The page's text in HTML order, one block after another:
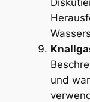
und